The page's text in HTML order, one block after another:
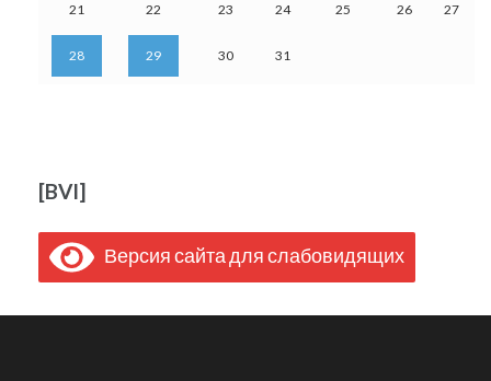
21 22 23 24 25 26 27
28 29 30 31
[BVI]
Версия сайта для слабовидящих